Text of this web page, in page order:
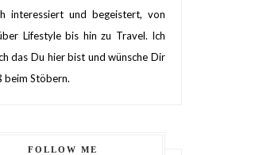
interessiert und begeistert, von
Lifestyle bis hin zu Travel. Ich
das Du hier bist und wünsche Dir
beim Stöbern.
FOLLOW ME